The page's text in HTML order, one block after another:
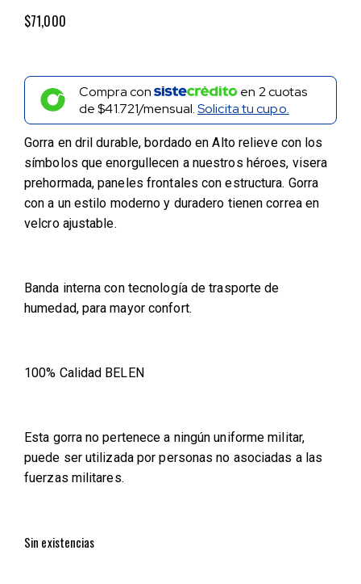
$71,000
Compra con en 2cuotas
de$41.721/mensual.Solicita tu cupo.
Gorra en dril durable, bordado en Alto relieve con los
símbolos que enorgullecen a nuestros héroes, visera
prehormada, paneles frontales con estructura. Gorra
con a un estilo moderno y duradero tienen correa en
velcro ajustable.
Banda interna con tecnología de trasporte de
humedad, para mayor confort.
100% Calidad BELEN
Esta gorra no pertenece a ningún uniforme militar,
puede ser utilizada por personas no asociadas a las
fuerzas militares.
Sin existencias